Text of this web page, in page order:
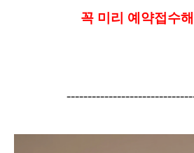
꼭 미리 예약접수